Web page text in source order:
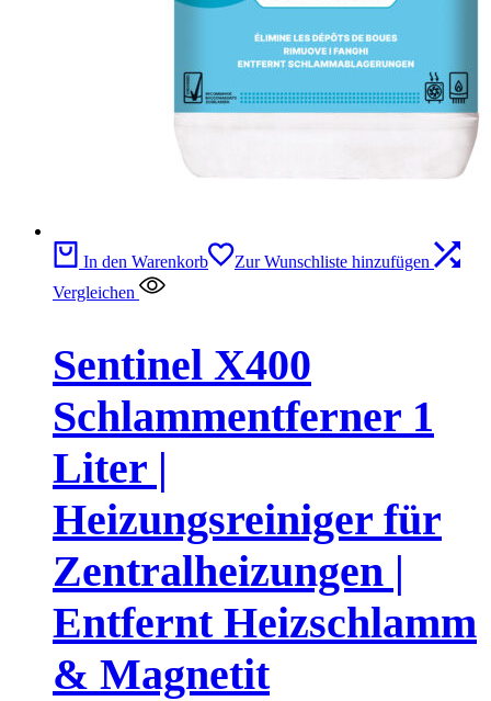
In den Warenkorb
Zur Wunschliste hinzufügen
Vergleichen
Sentinel X400
Schlammentferner 1
Liter |
Heizungsreiniger für
Zentralheizungen |
Entfernt Heizschlamm
& Magnetit